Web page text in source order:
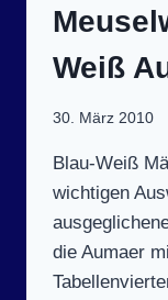
Weiß
30. März 2010
Blau-Weiß
wichtigen
die Aumaer